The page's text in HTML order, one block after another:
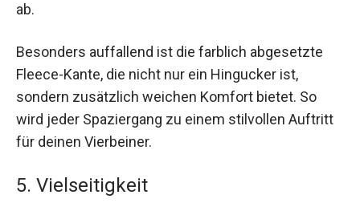
ab.
Besonders auffallend ist die farblich abgesetzte
Fleece-Kante, die nicht nur ein Hingucker ist,
sondern zusätzlich weichen Komfort bietet. So
wird jeder Spaziergang zu einem stilvollen Auftritt
für deinen Vierbeiner.
5. Vielseitigkeit